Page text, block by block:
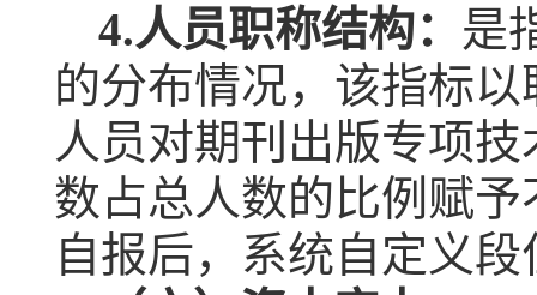
4.人员职称结构： 是
的分布情况，该指标
人员对期刊出版专项
数占总人数的比例赋
自报后，系统自定义